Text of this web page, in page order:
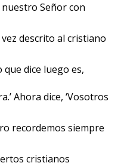
Señor con
descrito al cristiano
dice luego es,
Ahora dice, ‘Vosotros
recordemos siempre
cristianos